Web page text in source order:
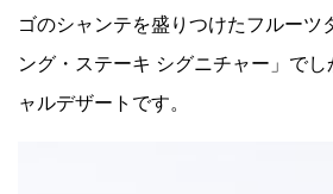
ゴのシャンテを盛りつけたフルーツ
ング・ステーキ シグニチャー」で
ャルデザートです。